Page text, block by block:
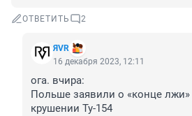
ОТВЕТИТЬ 2
ЯVR
16 декабря 2023, 12:11
ога. вчира:
Польше заявили о «конце
крушении Ту-154